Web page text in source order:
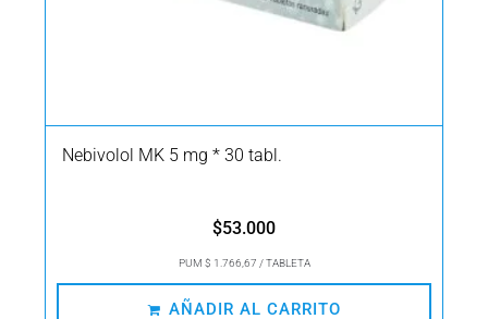
Nebivolol MK 5 mg * 30 tabl.
$53.000
PUM $ 1.766,67 / TABLETA
AÑADIR AL CARRITO